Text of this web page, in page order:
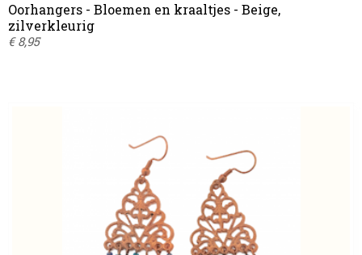
Oorhangers - Bloemen en kraaltjes - Beige,
zilverkleurig
€ 8,95